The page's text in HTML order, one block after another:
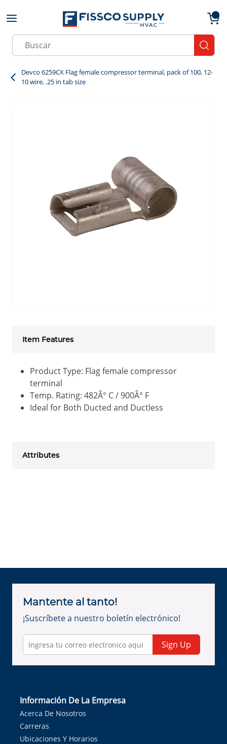
Skip to main content
Site Search
Devco 6259CX Flag female compressor terminal, pack of 100, 12-
10 wire, .25 in tab size
Item Features
Product Type: Flag female compressor
terminal
Temp. Rating: 482Â° C / 900Â° F
Ideal for Both Ducted and Ductless
Attributes
Mantente al tanto!
¡Suscríbete a nuestro boletín electrónico!
Sign Up
Información De La Empresa
Acerca De Nosotros
Carreras
Ubicaciones Y Horarios